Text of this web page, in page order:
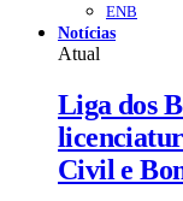
ENB
Notícias
Atual
Liga dos
Civil e